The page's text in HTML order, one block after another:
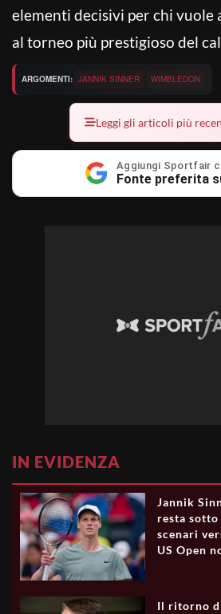
elementi decisivi per chi
al torneo più prestigioso del
ARGOMENTI: JANNIK SINNER WIMBLEDON
Leggi gli articoli più
Aggiungi Sportfair
Fonte preferita
IN EVIDENZA
Jannik
resta
scenari
US Open
Il ritorno